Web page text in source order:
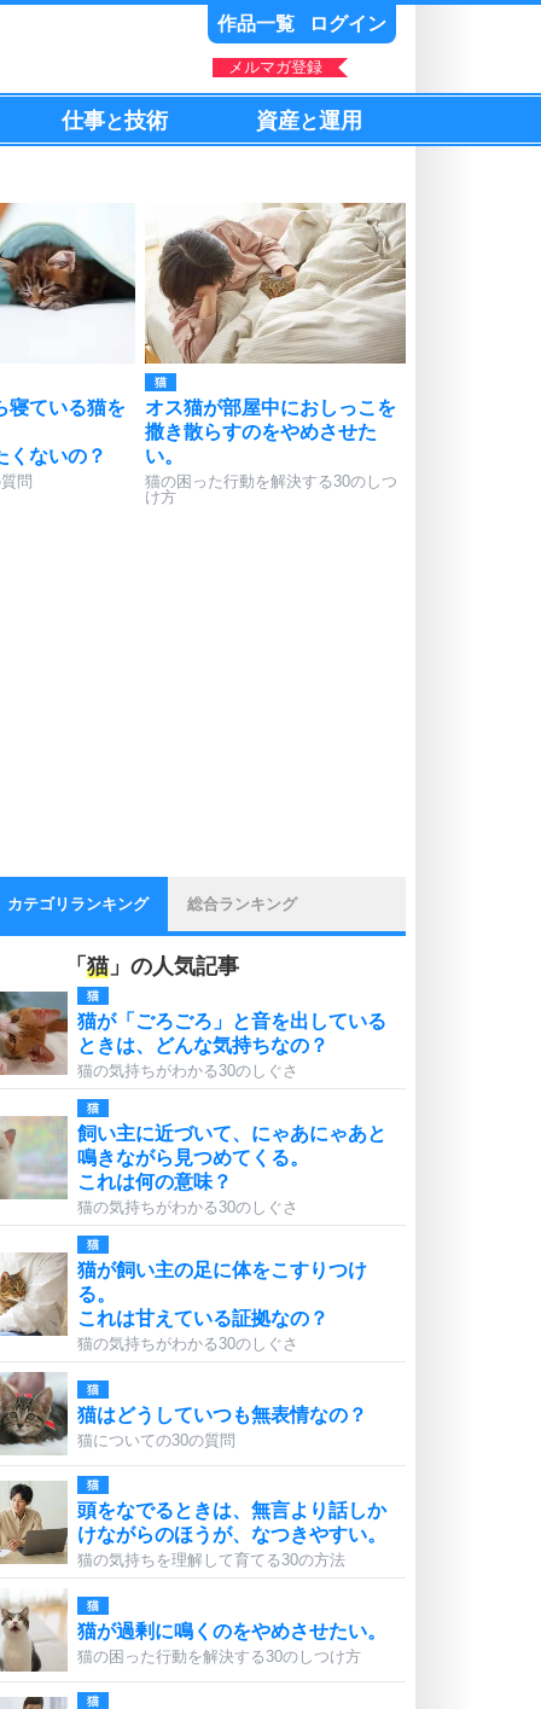
作品一覧 ログイン
メルマガ登録
仕事と技術 資産と運用
寝ている猫を
くないの？
問
猫
オス猫が部屋中におしっこを
撒き散らすのをやめさせた
い。
猫の困った行動を解決する30のしつ
け方
カテゴリランキング 総合ランキング
「 猫」の人気記事
猫
猫が「ごろごろ」と音を出している
ときは、どんな気持ちなの？
猫の気持ちがわかる30のしぐさ
猫
飼い主に近づいて、にゃあにゃあと
鳴きながら見つめてくる。
これは何の意味？
猫の気持ちがわかる30のしぐさ
猫
猫が飼い主の足に体をこすりつけ
る。
これは甘えている証拠なの？
猫の気持ちがわかる30のしぐさ
猫
猫はどうしていつも無表情なの？
猫についての30の質問
猫
頭をなでるときは、無言より話しか
けながらのほうが、なつきやすい。
猫の気持ちを理解して育てる30の方法
猫
猫が過剰に鳴くのをやめさせたい。
猫の困った行動を解決する30のしつけ方
猫